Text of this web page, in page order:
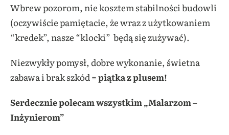
Wbrew pozorom, nie kosztem stabilności budowli
(oczywiście pamiętacie, że wraz z użytkowaniem
“kredek”, nasze “klocki” będą się zużywać).
Niezwykły pomysł, dobre wykonanie, świetna
zabawa i brak szkód =piątka z plusem!
Serdecznie polecam wszystkim „Malarzom –
Inżynierom”